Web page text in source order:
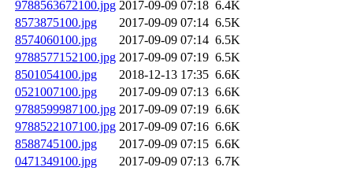
9788563672100.jpg 2017-09-09 07:18 6.4K
8573875100.jpg
2017-09-09 07:14 6.5K
8574060100.jpg
2017-09-09 07:14 6.5K
9788577152100.jpg 2017-09-09 07:19 6.5K
8501054100.jpg
2018-12-13 17:35 6.6K
0521007100.jpg
2017-09-09 07:13 6.6K
9788599987100.jpg 2017-09-09 07:19 6.6K
9788522107100.jpg 2017-09-09 07:16 6.6K
8588745100.jpg
2017-09-09 07:15 6.6K
0471349100.jpg
2017-09-09 07:13 6.7K